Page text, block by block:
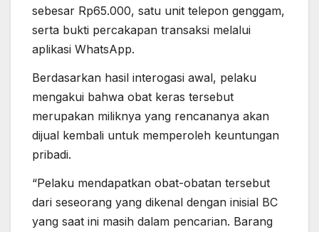
sebesar Rp65.000, satu unit telepon genggam,
serta bukti percakapan transaksi melalui
aplikasi WhatsApp.
Berdasarkan hasil interogasi awal, pelaku
mengakui bahwa obat keras tersebut
merupakan miliknya yang rencananya akan
dijual kembali untuk memperoleh keuntungan
pribadi.
“Pelaku mendapatkan obat-obatan tersebut
dari seseorang yang dikenal dengan inisial BC
yang saat ini masih dalam pencarian. Barang